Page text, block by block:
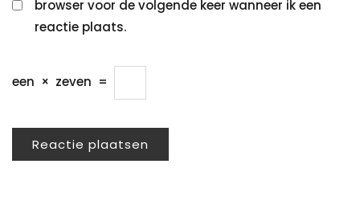
browser voor de volgende keer wanneer ik een
reactie plaats.
een × zeven =